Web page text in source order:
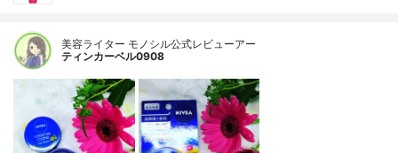
美容ライター モノシル公式レビューアー
ティンカーベル0908